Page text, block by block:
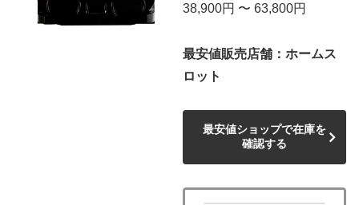
38,900円 〜 63,800円
最安値販売店舗：ホームス
ロット
最安値ショップで在庫を
確認する